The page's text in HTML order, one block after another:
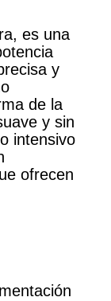
es una
y
de la
y sin
intensivo
ofrecen